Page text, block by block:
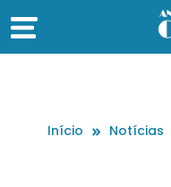
Início Notícias